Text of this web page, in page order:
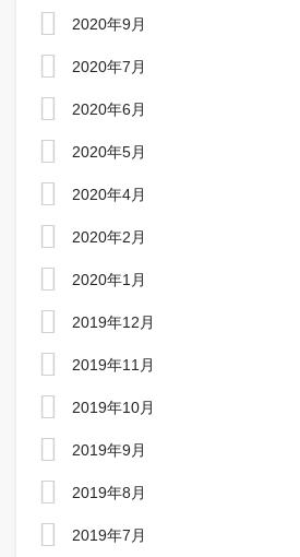
2020年9月
2020年7月
2020年6月
2020年5月
2020年4月
2020年2月
2020年1月
2019年12月
2019年11月
2019年10月
2019年9月
2019年8月
2019年7月